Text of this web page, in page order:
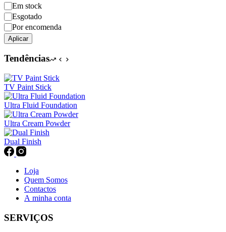
Disponibilidade
Em stock
Esgotado
Por encomenda
Aplicar
Tendências
TV Paint Stick
Ultra Fluid Foundation
Ultra Cream Powder
Dual Finish
Loja
Quem Somos
Contactos
A minha conta
SERVIÇOS